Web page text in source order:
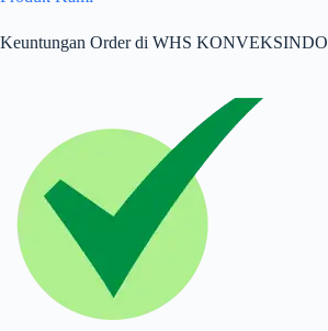
Keuntungan Order di WHS KONVEKSINDO